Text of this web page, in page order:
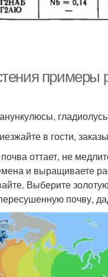
примеры
в гости,
почва оттает, не
и выращиваете
Выберите
почву,